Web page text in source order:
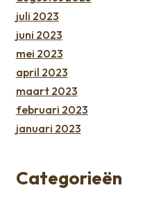
juli 2023
juni 2023
mei 2023
april 2023
maart 2023
februari 2023
januari 2023
Categorieën